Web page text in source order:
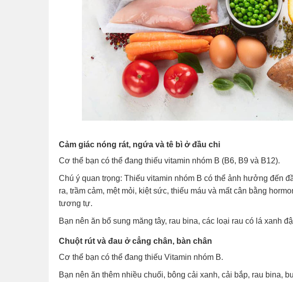
Cảm giác nóng rát, ngứa và tê bì ở đầu chi
Cơ thể bạn có thể đang thiếu vitamin nhóm B (B6, B9 và B12).
Chú ý quan trọng: Thiếu vitamin nhóm B có thể ảnh hưởng đến
ra, trầm cảm, mệt mỏi, kiệt sức, thiếu máu và mất cân bằng
tương tự.
Bạn nên ăn bổ sung măng tây, rau bina, các loại rau có lá xanh
Chuột rút và đau ở cẳng chân, bàn chân
Cơ thể bạn có thể đang thiếu Vitamin nhóm B.
Bạn nên ăn thêm nhiều chuối, bông cải xanh, cải bắp, rau bina,